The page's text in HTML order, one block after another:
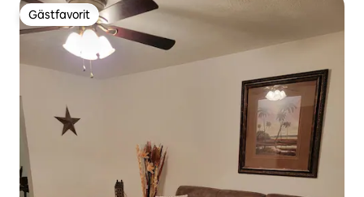
Gästfavorit
Gästfavorit